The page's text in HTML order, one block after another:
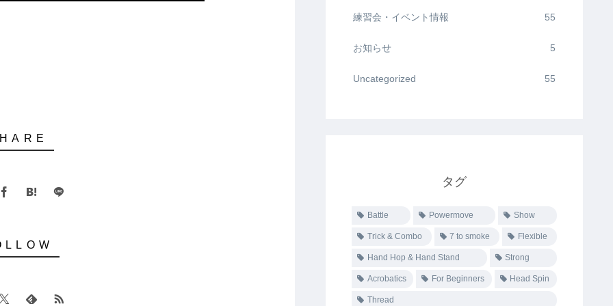
練習会・イベント情報 55
お知らせ 5
Uncategorized 55
タグ
Battle Powermove Show
Trick & Combo 7 to smoke Flexible
Hand Hop & Hand Stand Strong
Acrobatics For Beginners Head Spin
Thread